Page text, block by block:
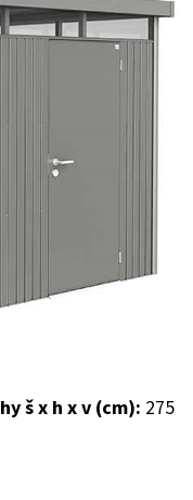
š x h x v (cm): 275